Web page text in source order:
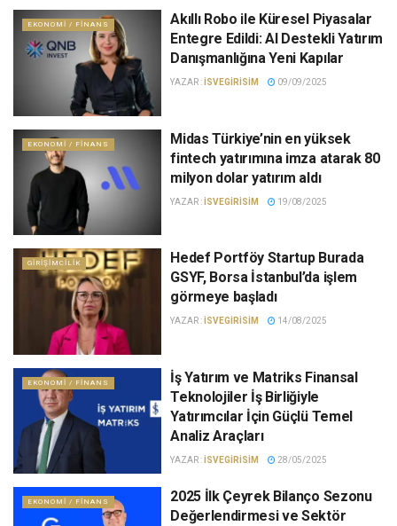
EKONOMI / FINANS
Akıllı Robo ile Küresel Piyasalar
Entegre Edildi: AI Destekli Yatırım
Danışmanlığına Yeni Kapılar
YAZAR :ISVEGIRISIM 09/09/2025
EKONOMI / FINANS
Midas Türkiye’nin en yüksek
fintech yatırımına imza atarak 80
milyon dolar yatırım aldı
YAZAR :ISVEGIRISIM 19/08/2025
GIRIŞIMCILIK
Hedef Portföy Startup Burada
GSYF, Borsa İstanbul’da işlem
görmeye başladı
YAZAR :ISVEGIRISIM 14/08/2025
EKONOMI / FINANS
İş Yatırım ve Matriks Finansal
Teknolojiler İş Birliğiyle
Yatırımcılar İçin Güçlü Temel
Analiz Araçları
YAZAR :ISVEGIRISIM 28/05/2025
EKONOMI / FINANS
2025 İlk Çeyrek Bilanço Sezonu
Değerlendirmesi ve Sektör